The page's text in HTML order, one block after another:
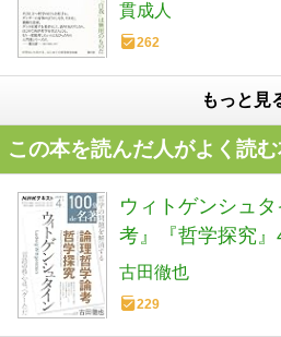
貫成人
262
もっと見
この本を読んだ人がよく読
ウィトゲンシュ
考』『哲学探究
古田徹也
229